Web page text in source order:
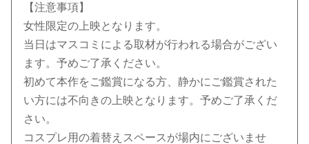
【注意事項】
⼥性限定の上映となります。
当⽇はマスコミによる取材が⾏われる場合がござい
ます。予めご了承ください。
初めて本作をご鑑賞になる⽅、静かにご鑑賞された
い⽅には不向きの上映となります。予めご了承くだ
さい。
コスプレ⽤の着替えスペースが場内にございませ